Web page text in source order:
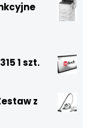
1 szt.
z